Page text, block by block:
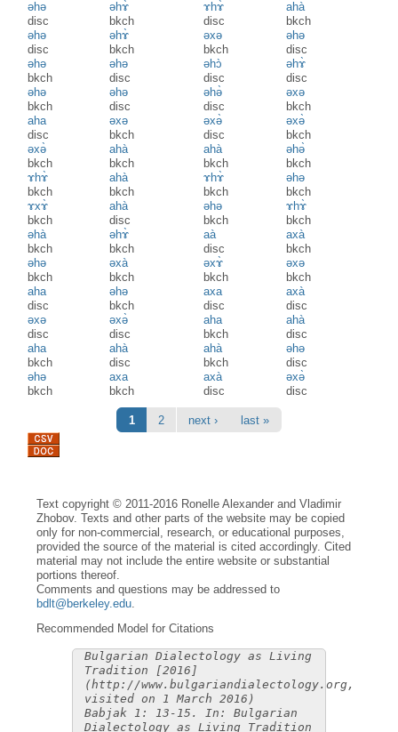
əhə
disc
əhɤ̀
bkch
ɤhɤ̀
disc
ahà
bkch
əhə
disc
əhɤ̀
bkch
əxə
bkch
əhə
disc
əhə
bkch
əhə
disc
əhɔ̀
disc
əhɤ̀
disc
əhə
bkch
əhə
disc
əhə̀
disc
əxə
bkch
aha
disc
əxə
bkch
əxə̀
disc
əxə̀
bkch
əxə̀
bkch
ahà
bkch
ahà
bkch
əhә̀
bkch
ɤhɤ̀
bkch
ahà
bkch
ɤhɤ̀
bkch
əhə
bkch
ɤxɤ̀
bkch
ahà
disc
əhə
bkch
ɤhɤ̀
bkch
əhà
bkch
əhɤ̀
bkch
aà
disc
axà
bkch
əhə
bkch
əxà
bkch
əxɤ̀
bkch
əxə
bkch
aha
disc
əhə
bkch
axa
disc
axà
disc
əxə
disc
əxə̀
disc
aha
bkch
ahà
disc
aha
bkch
ahà
disc
ahà
bkch
əhə
disc
əhə
bkch
axa
bkch
axà
disc
əxə̀
disc
1 2 next › last »
Text copyright © 2011-2016 Ronelle Alexander and Vladimir
Zhobov. Texts and other parts of the website may be copied
only for non-commercial, research, or educational purposes,
provided the source of the material is cited accordingly. Cited
material may not include the entire website or substantial
portions thereof.
Comments and questions may be addressed to
bdlt@berkeley.edu.
Recommended Model for Citations
Bulgarian Dialectology as Living
Tradition [2016]
(http://www.bulgariandialectology.org,
visited on 1 March 2016)
Babjak 1: 13-15. In: Bulgarian
Dialectology as Living Tradition